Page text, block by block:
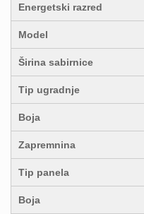
Energetski razred
Model
Širina sabirnice
Tip ugradnje
Boja
Zapremnina
Tip panela
Boja